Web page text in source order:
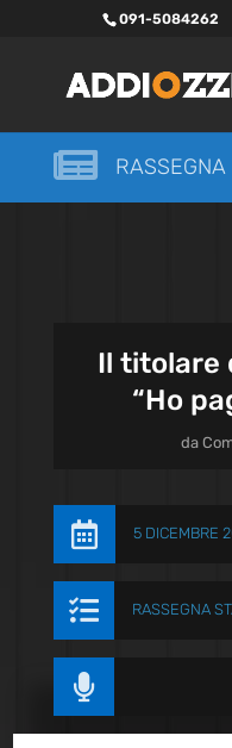
091-5084262

Il titolare
“Ho
da
 5 DICEMBRE
 RASSEGNA
